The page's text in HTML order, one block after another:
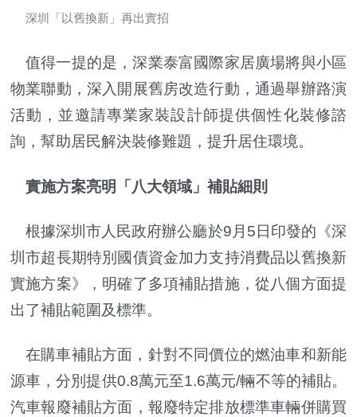
深圳「以舊換新」再出實招
值得一提的是，深業泰富國際家居廣場將與小區
物業聯動，深入開展舊房改造行動，通過舉辦路演
活動，並邀請專業家裝設計師提供個性化裝修諮
詢，幫助居民解決裝修難題，提升居住環境。
實施方案亮明「八大領域」補貼細則
根據深圳市人民政府辦公廳於9月5日印發的《深
圳市超長期特別國債資金加力支持消費品以舊換新
實施方案》，明確了多項補貼措施，從八個方面提
出了補貼範圍及標準。
在購車補貼方面，針對不同價位的燃油車和新能
源車，分別提供0.8萬元至1.6萬元/輛不等的補貼。
汽車報廢補貼方面，報廢特定排放標準車輛併購買